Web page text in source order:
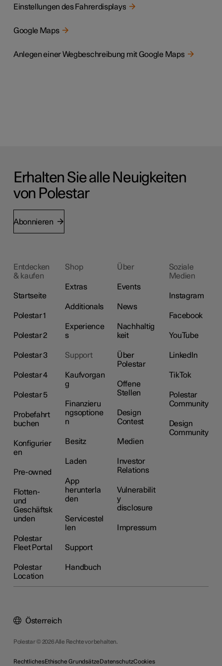
Einstellungen des Fahrerdisplays
Google Maps
Anlegen einer Wegbeschreibung mit Google Maps
Erhalten Sie alle Neuigkeiten
von Polestar
Abonnieren
Entdecken
& kaufen
Startseite
Polestar 1
Polestar 2
Polestar 3
Polestar 4
Polestar 5
Probefahrt
buchen
Konfigurier
en
Pre-owned
Flotten-
und
Geschäftsk
unden
Polestar
Fleet Portal
Polestar
Location
Shop
Extras
Additionals
Experience
s
Support
Kaufvorgan
g
Finanzieru
ngsoptione
n
Besitz
Laden
App
herunterla
den
Servicestel
len
Support
Handbuch
Über
Events
News
Nachhaltig
keit
Über
Polestar
Offene
Stellen
Design
Contest
Medien
Investor
Relations
Vulnerabilit
y
disclosure
Impressum
Soziale
Medien
Instagram
Facebook
YouTube
LinkedIn
TikTok
Polestar
Community
Design
Community
Polestar © 2026 Alle Rechte vorbehalten.
RechtlichesEthische Grundsätze DatenschutzCookies
Österreich